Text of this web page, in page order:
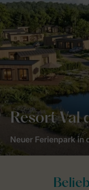
Resort Val
Neuer Ferienpark in